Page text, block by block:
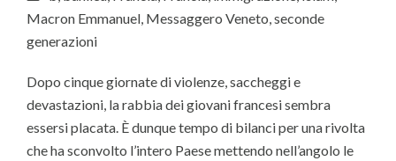
Macron Emmanuel Messaggero Veneto seconde
generazioni
Dopo cinque giornate di violenze, saccheggi e
devastazioni, la rabbia dei giovani francesi sembra
essersi placata. È dunque tempo di bilanci per una rivolta
che ha sconvolto l’intero Paese mettendo nell’angolo le